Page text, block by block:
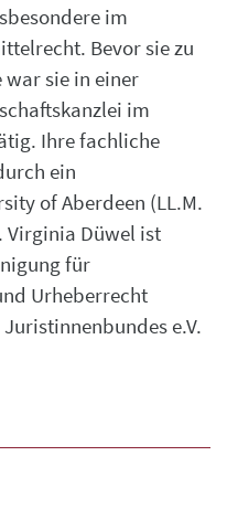
im
Bevor sie zu
war sie in einer
im
Ihre fachliche
ein
of Aberdeen (LL.M.
Virginia Düwel ist
für
Urheberrecht
e.V.